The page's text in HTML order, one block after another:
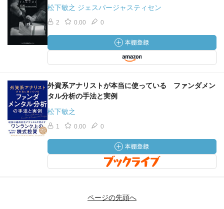
松下敏之 ジェスパージャスティセン
2 0.00 0
外資系アナリストが本当に使っている ファンダメン
タル分析の手法と実例
松下敏之
1 0.00 0
ページの先頭へ